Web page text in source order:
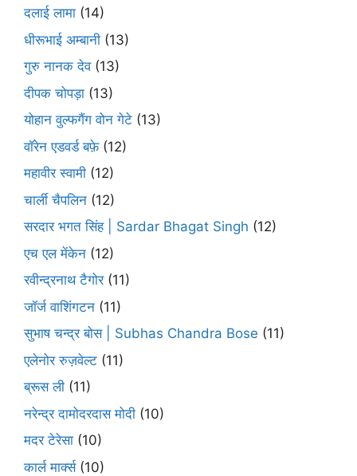
दलाई लामा (14)
धीरूभाई अम्बानी (13)
गुरु नानक देव(13)
दीपक चोपड़ा (13)
योहान वुल्फगैंग वोन गेटे (13)
वॉरेन एडवर्ड बफ़े(12)
महावीर स्वामी (12)
चार्ली चैपलिन (12)
सरदार भगत सिंह | Sardar Bhagat Singh (12)
एच एल मेंकेन (12)
रवीन्द्रनाथ टैगोर(11)
जॉर्ज वाशिंगटन (11)
सुभाष चन्द्र बोस | Subhas Chandra Bose (11)
एलेनोर रुज़वेल्ट (11)
ब्रूस ली (11)
नरेन्द्र दामोदरदास मोदी (10)
मदर टेरेसा (10)
कार्ल मार्क्स(10)